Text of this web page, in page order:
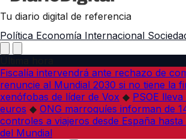
Tu diario digital de referencia
Política Economía Internacional
Fiscalía intervendrá ante rechazo de
renuncie al Mundial 2030 si no tiene la
xenófobas de líder de Vox ◆ PSOE
euros ◆ ONG marroquíes informan de
controles a viajeros desde España hasta
del Mundial